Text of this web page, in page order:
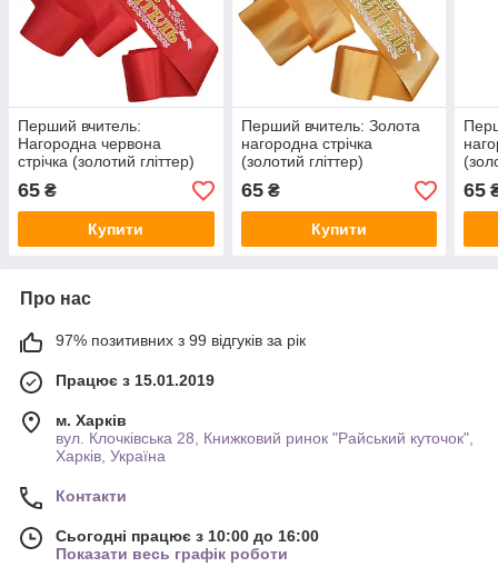
Перший вчитель:
Нагородна червона
стрічка (золотий гліттер)
65 ₴
Купити
Перший вчитель: Золота
нагородна стрічка
(золотий гліттер)
65₴
Купити
65
Про нас
97% позитивних з 99 відгуків за рік
Працює з 15.01.2019
м. Харків
вул. Клочківська 28, Книжковий ринок "Райський куточок",
Харків, Україна
Контакти
Сьогодні працює з 10:00 до 16:00
Показати весь графік роботи